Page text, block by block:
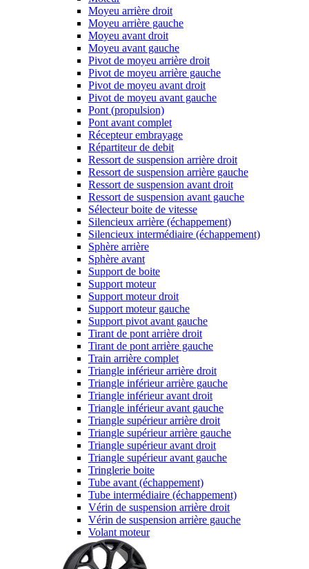
Moyeu arrière droit
Moyeu arrière gauche
Moyeu avant droit
Moyeu avant gauche
Pivot de moyeu arrière droit
Pivot de moyeu arrière gauche
Pivot de moyeu avant droit
Pivot de moyeu avant gauche
Pont (propulsion)
Pont avant complet
Récepteur embrayage
Répartiteur de debit
Ressort de suspension arrière droit
Ressort de suspension arrière gauche
Ressort de suspension avant droit
Ressort de suspension avant gauche
Sélecteur boite de vitesse
Silencieux arrière (échappement)
Silencieux intermédiaire (échappement)
Sphère arrière
Sphère avant
Support de boite
Support moteur
Support moteur droit
Support moteur gauche
Support pivot avant gauche
Tirant de pont arrière droit
Tirant de pont arrière gauche
Train arrière complet
Triangle inférieur arrière droit
Triangle inférieur arrière gauche
Triangle inférieur avant droit
Triangle inférieur avant gauche
Triangle supérieur arrière droit
Triangle supérieur arrière gauche
Triangle supérieur avant droit
Triangle supérieur avant gauche
Tringlerie boite
Tube avant (échappement)
Tube intermédiaire (échappement)
Vérin de suspension arrière droit
Vérin de suspension arrière gauche
Volant moteur